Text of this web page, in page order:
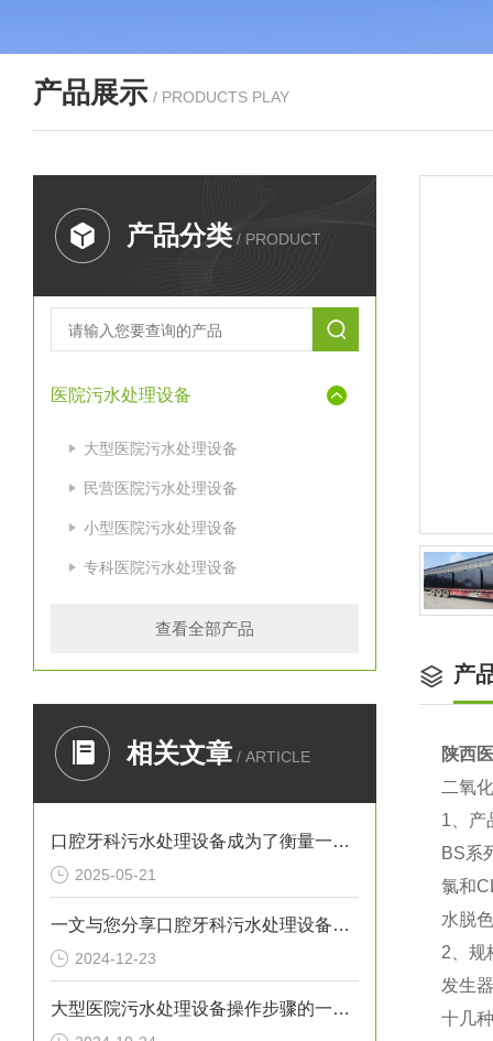
产品展示 / PRODUCTS PLAY
产品分类 / PRODUCT
医院污水处理设备
大型医院污水处理设备
民营医院污水处理设备
小型医院污水处理设备
专科医院污水处理设备
查看全部产品
相关文章 / ARTICLE
口腔牙科污水处理设备成为了衡量一家诊所是否负责任的重要标准
2025-05-21
一文与您分享口腔牙科污水处理设备的常见问题相应解决方法
2024-12-23
大型医院污水处理设备操作步骤的一般指南
产
陕西
二氧
1、产
BS系
氯和
水脱
2、规
发生
十几